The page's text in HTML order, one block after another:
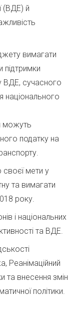
(ВДЕ) й
вимагати
ВДЕ, сучасного
національного
можуть
податку на
своєї мети у
та вимагати
року.
і національних
та ВДЕ.
Реанімаційний
та внесення змін
політики.